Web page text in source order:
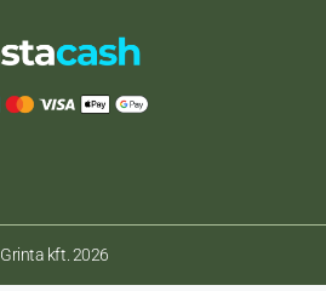
Grinta kft. 2026